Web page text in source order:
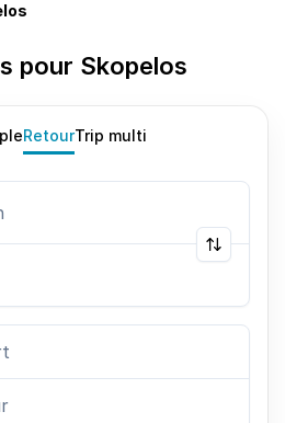
pour Skopelos
RetourTrip multi